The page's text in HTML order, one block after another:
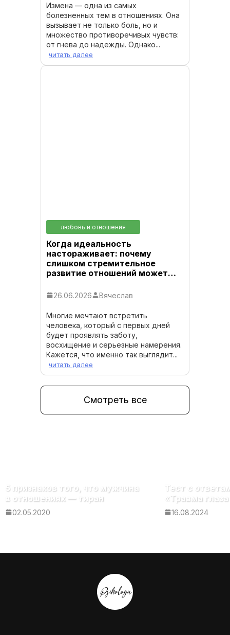
Смотреть все
Измена — одна из самых
болезненных тем в отношениях. Она
вызывает не только боль, но и
множество противоречивых чувств:
от гнева до надежды. Однако...
читать далее
любовь и отношения
Когда идеальность
настораживает: почему
слишком стремительное
развитие отношений может…
26.06.2026 Вячеслав
Многие мечтают встретить
человека, который с первых дней
будет проявлять заботу,
восхищение и серьезные намерения.
Кажется, что именно так выглядит...
читать далее
5 признаков того, что мужчина
в отношениях — тиран
02.05.2020
Тест с
«Травма
16.08.2024